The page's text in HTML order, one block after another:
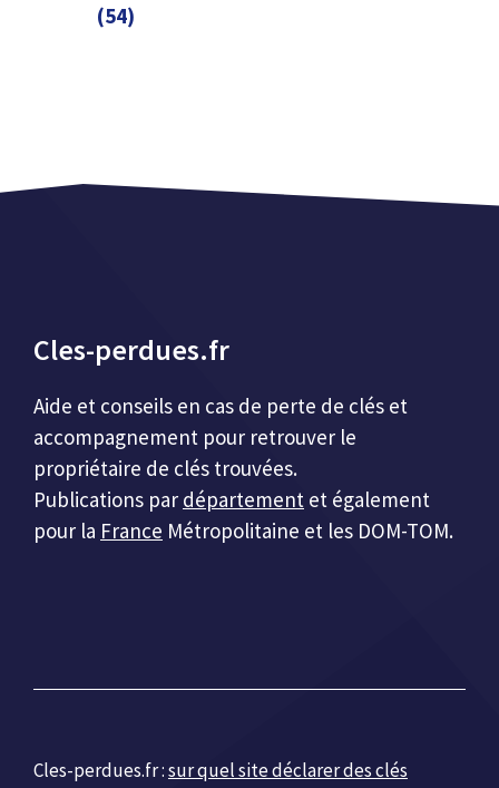
(54)
Cles-perdues.fr
Aide et conseils en cas de perte de clés et
accompagnement pour retrouver le
propriétaire de clés trouvées.
Publications par département et également
pour la France Métropolitaine et les DOM-TOM.
Cles-perdues.fr :sur quel site déclarer des clés